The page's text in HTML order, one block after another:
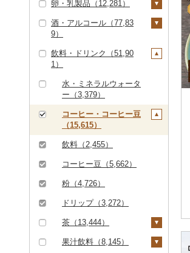
焼肉（21,089）
牛タン（2,089）
白老牛（1,508）
仙台牛（374）
米沢牛（1,028）
山形牛（6,993）
常陸牛（1,789）
上州牛（33）
飛騨牛（4,706）
近江牛（3,327）
神戸牛・神戸ビーフ
（3,077）
ローストビーフ（3,16
アグー豚（143）
その他豚肉（精肉）
（10,275）
54）
ハンバーグ（4,088）
ソーセージ・ウインナ
ー（7,385）
ベーコン・サラミ（4,
417）
その他豚肉（加工品）
鶏肉（14,794）
4）
41）
唐揚げ（1,554）
中津からあげ（49）
水炊き（2,016）
地鶏（2,012）
赤鶏さつま（3）
その他鶏肉（5,347）
羊肉・ラム肉（ジンギ
スカン）（2,179）
鴨肉（456）
猪肉（502）
141）
49）
からすみ（557）
キャビア（663）
その他魚卵（276）
帆立（ホタテ）（6,77
5）
鮑（アワビ）（718）
牡蠣（カキ）（1,57
9）
あさり（855）
しじみ（584）
サザエ（260）
はまぐり（268）
その他貝（1,241）
うなぎ（20,679）
鮮魚（23,853）
鮭・サーモン（7,33
8）
マグロ（4,201）
イワシ（147）
カツオ（1,570）
金目鯛（904）
クエ（249）
くじら（227）
イカ・タコ（6,645）
イカ（3,833）
タコ（2,856）
海苔・海藻（7,802）
海苔（4,150）
わかめ（1,352）
ひじき（410）
その他海苔・海藻（2,
286）
干物（12,383）
ししゃも（232）
その他干物（11,980）
その他魚介・加工品
（48,334）
しらす・ちりめん（7,
059）
かまぼこ・練り製品
ゆめぴりか（4,929）
つや姫（4,232）
コシヒカリ（48,259）
はえぬき（3,459）
さがびより（1,092）
あきたこまち（9,01
ひとめぼれ（2,809）
ミルキークィーン（2,
507）
ななつぼし（4,644）
その他米（9,307）
124）
デラウェア（113）
シャインマスカット
（5,771）
その他ぶどう・マスカ
ット（2,120）
もも（6,312）
さくらんぼ（1,830）
梨（4,143）
和梨（3,002）
洋梨・ラフランス（1,
039）
マンゴー（1,591）
みかん・柑橘（22,49
9）
みかん（10,313）
レモン（859）
不知火・デコポン（2,
すいか（1,361）
キウイ（1,245）
柿（カキ）（2,889）
ドライフルーツ（4,33
いも（3,898）
じゃがいも（1,001）
トマト（2,525）
0）
その他トマト（840）
とうもろこし（1,51
8）
根菜（2,210）
人参（400）
大根（193）
自然薯（182）
レンコン（117）
にんにく・生姜（1,11
5）
その他根菜（366）
アスパラガス（1,18
9）
豆（3,575）
きのこ（2,158）
しいたけ（1,128）
松茸（161）
その他きのこ（948）
その他野菜（7,078）
山菜（283）
かぼちゃ（402）
卵・乳製品（12,281）
卵（3,949）
牛乳（1,781）
バター（969）
その他乳製品（885）
酒・アルコール（77,83
9）
ビール・発泡酒（14,1
ビール（3,459）
発泡酒（1,689）
地ビール・クラフトビ
ール（6,101）
日本酒（27,981）
純米大吟醸（9,122）
純米吟醸（8,513）
大吟醸（4,527）
吟醸（1,160）
その他日本酒（14,58
焼酎（13,845）
芋焼酎（6,416）
麦焼酎（2,903）
米焼酎（419）
黒糖焼酎（535）
その他焼酎（4,751）
梅酒（4,686）
泡盛（439）
ワイン（6,371）
白ワイン（2,882）
赤ワイン（3,653）
シャンパン・スパーク
ウイスキー（1,444）
リキュール・洋酒（3,
飲料・ドリンク（51,90
1）
水・ミネラルウォータ
ー（3,379）
コーヒー・コーヒー豆
（15,615）
飲料（2,455）
コーヒー豆（5,662）
粉（4,726）
ドリップ（3,272）
茶（13,444）
飲料（3,223）
果汁飲料（8,145）